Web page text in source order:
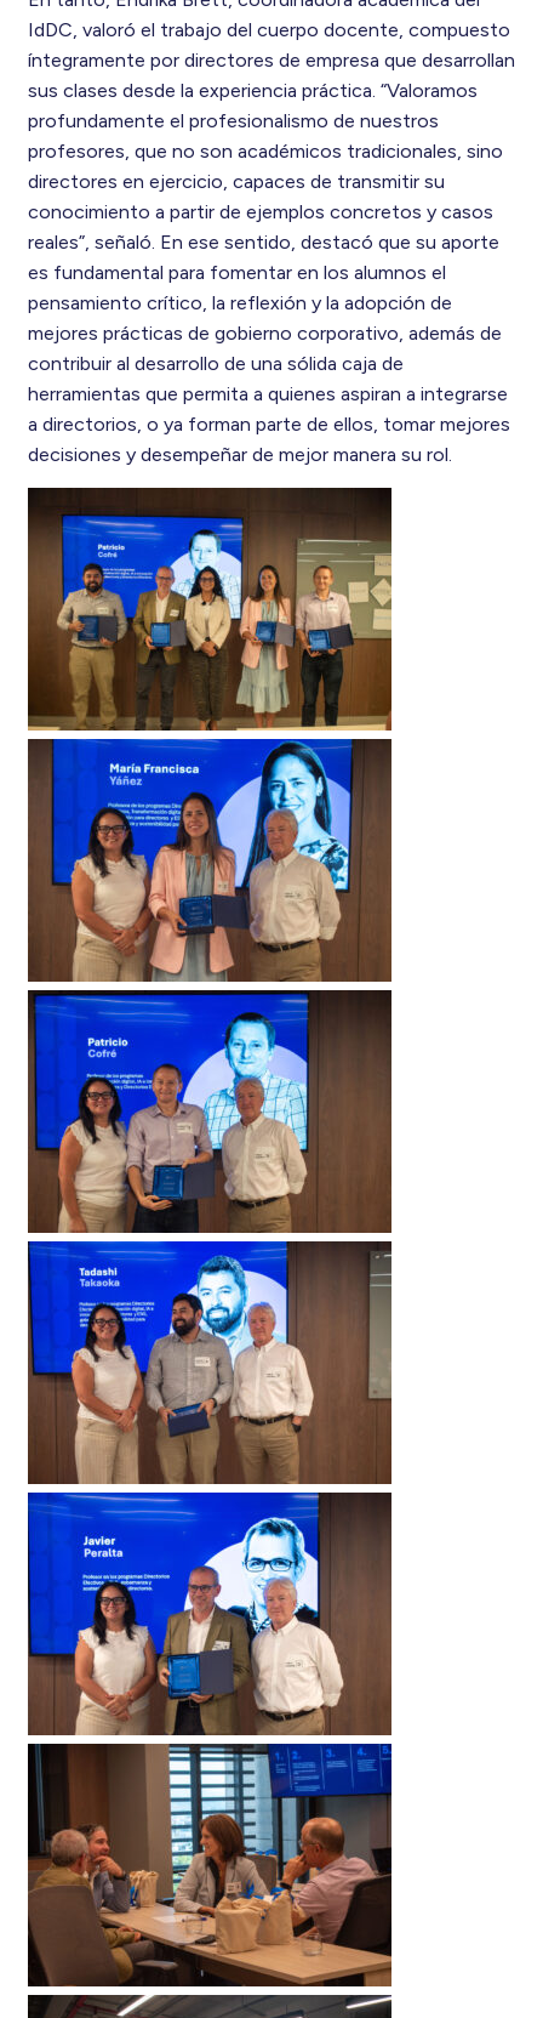
IdDC, valoró el trabajo del cuerpo docente, compuesto
íntegramente por directores de empresa que desarrollan
sus clases desde la experiencia práctica. “Valoramos
profundamente el profesionalismo de nuestros
profesores, que no son académicos tradicionales, sino
directores en ejercicio, capaces de transmitir su
conocimiento a partir de ejemplos concretos y casos
reales”, señaló. En ese sentido, destacó que su aporte
es fundamental para fomentar en los alumnos el
pensamiento crítico, la reflexión y la adopción de
mejores prácticas de gobierno corporativo, además de
contribuir al desarrollo de una sólida caja de
herramientas que permita a quienes aspiran a integrarse
a directorios, o ya forman parte de ellos, tomar mejores
decisiones y desempeñar de mejor manera su rol.